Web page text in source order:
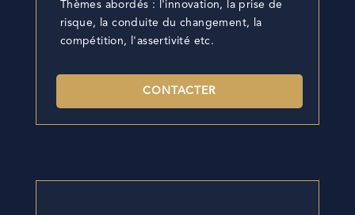
Thèmes abordés : l'innovation, la prise de
risque, la conduite du changement, la
compétition, l'assertivité etc.
CONTACTER